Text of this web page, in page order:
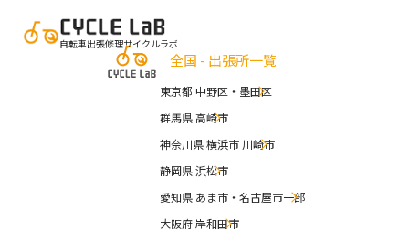
自転車出張修理サイクルラボ
全国 - 出張所一覧
東京都 中野区・墨田区
群馬県 高崎市
神奈川県 横浜市 川崎市
静岡県 浜松市
愛知県 あま市・名古屋市一部
大阪府 岸和田市